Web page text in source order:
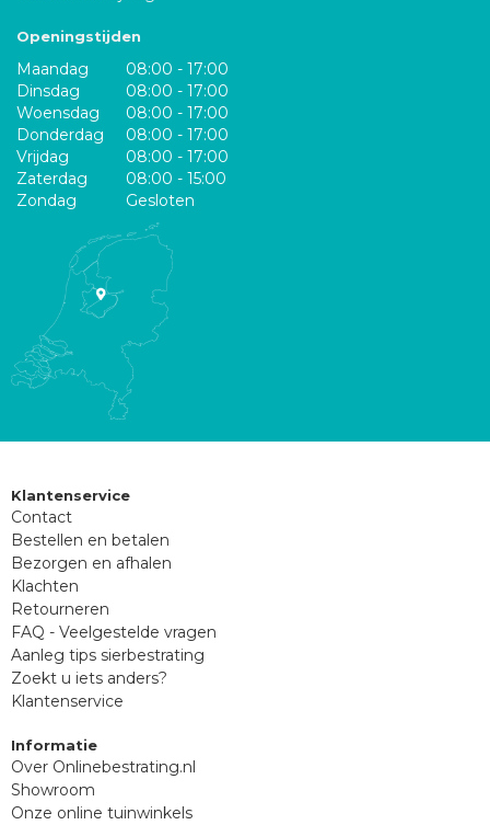
Openingstijden
Maandag
08:00 - 17:00
Dinsdag
08:00 - 17:00
Woensdag
08:00 - 17:00
Donderdag
08:00 - 17:00
Vrijdag
08:00 - 17:00
Zaterdag
08:00 - 15:00
Zondag
Gesloten
Klantenservice
Contact
Bestellen en betalen
Bezorgen en afhalen
Klachten
Retourneren
FAQ - Veelgestelde vragen
Aanleg tips sierbestrating
Zoekt u iets anders?
Klantenservice
Informatie
Over Onlinebestrating.nl
Showroom
Onze online tuinwinkels